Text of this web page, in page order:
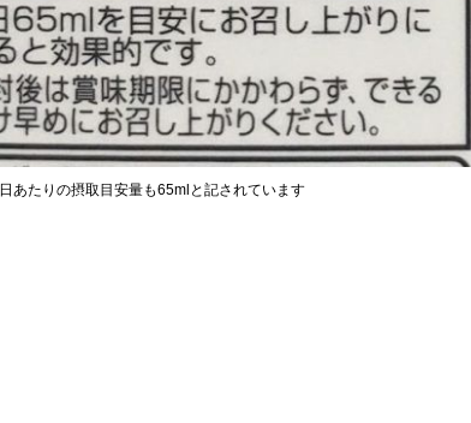
あたりの摂取目安量も65mlと記されています